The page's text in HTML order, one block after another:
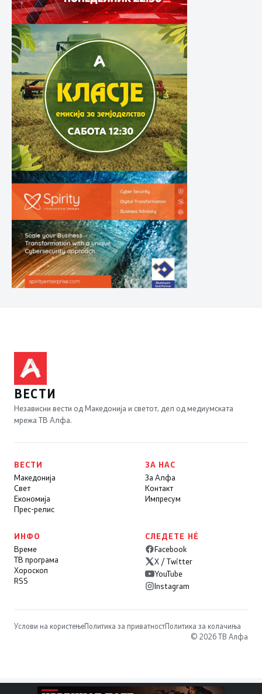
ВЕСТИ
Независни вести од Македонија и светот, дел од медиумската
мрежа ТВ Алфа.
ВЕСТИ
Македонија
Свет
Економија
Прес-релис
ЗА НАС
За Алфа
Контакт
Импресум
ИНФО
Време
ТВ програма
Хороскоп
RSS
СЛЕДЕТЕ НÉ
Facebook
X / Twitter
YouTube
Instagram
Услови на користењеПолитика за приватностПолитика за колачиња
© 2026 ТВ Алфа